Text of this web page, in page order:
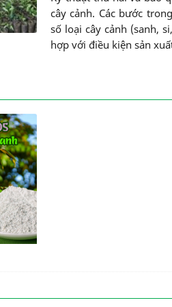
cây cảnh. Các bước
số loại cây cảnh (sanh,
hợp với điều kiện sản